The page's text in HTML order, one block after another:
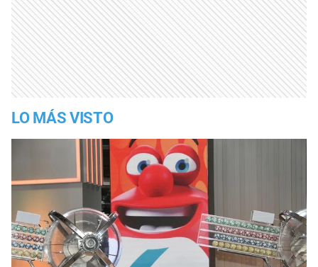
LO MÁS VISTO